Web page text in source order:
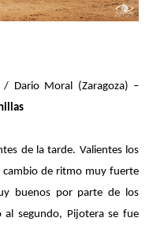
/ Dario Moral (Zaragoza) –
de la tarde. Valientes los
cambio de ritmo muy fuerte
buenos por parte de los
al segundo, Pijotera se fue